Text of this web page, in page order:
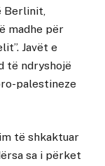
Berlinit,
madhe për
Javët e
të ndryshojë
palestineze
të shkaktuar
sa i përket